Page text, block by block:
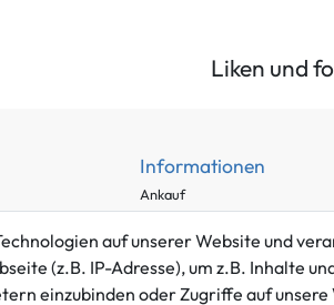
Liken und
Informationen
Ankauf
Häufig gestellte Fragen
Zahlung und Versand
auf unserer Website und
(z.B. IP-Adresse), um z.B. Inhalte
einzubinden oder Zugriffe auf unsere